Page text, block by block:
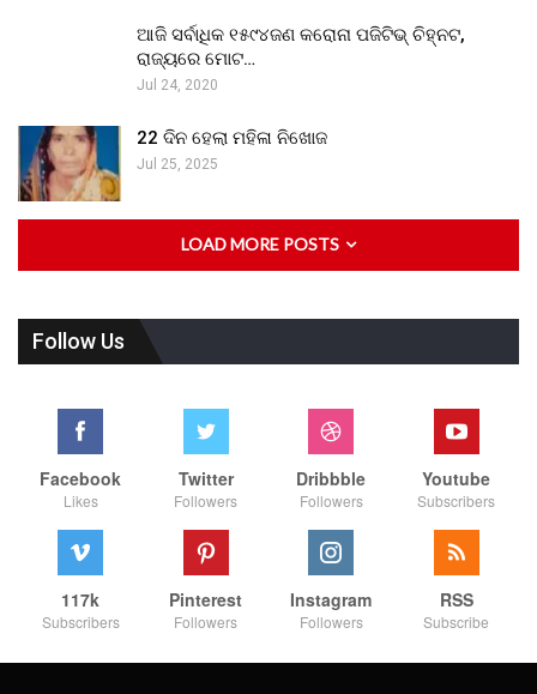
ଆଜି ସର୍ବାଧିକ ୧୫୯୪ଜଣ କରୋନା ପଜିଟିଭ୍ ଚିହ୍ନଟ,
ରାଜ୍ୟରେ ମୋଟ…
Jul 24, 2020
22 ଦିନ ହେଲା ମହିଳା ନିଖୋଜ
Jul 25, 2025
LOAD MORE POSTS
Follow Us
Facebook
Likes
Twitter
Followers
Dribbble
Followers
Youtube
Subscribers
117k
Subscribers
Pinterest
Followers
Instagram
Followers
RSS
Subscribe